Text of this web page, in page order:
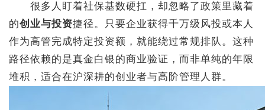
很多人盯着社保基数硬扛，却忽略了政策里藏着
的创业与投资捷径。只要企业获得千万级风投或本人
作为高管完成特定投资额，就能绕过常规排队。这种
路径依赖的是真金白银的商业验证，而非单纯的年限
堆积，适合在沪深耕的创业者与高阶管理人群。